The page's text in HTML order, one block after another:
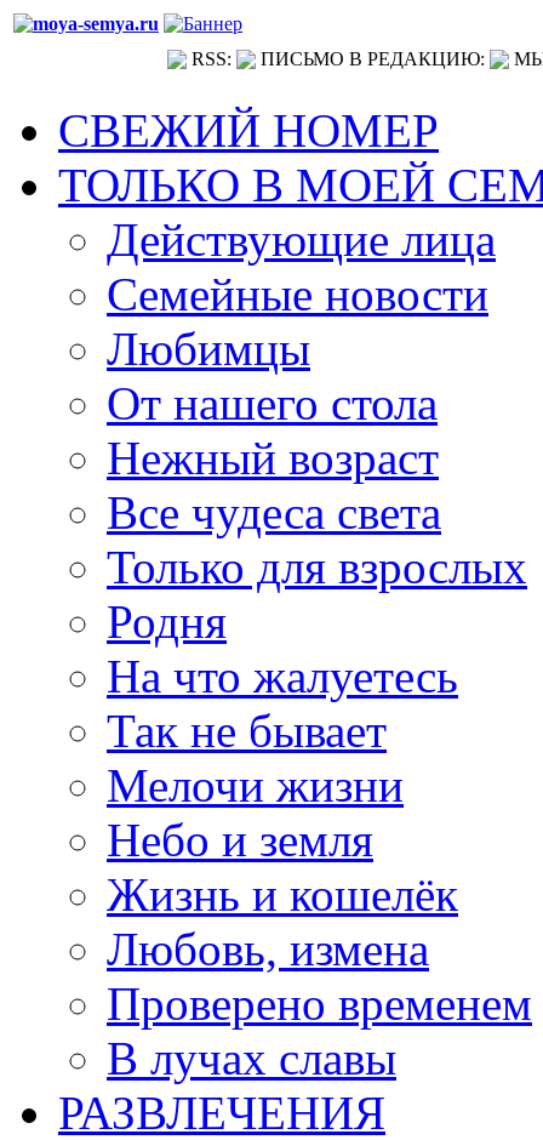
RSS: ПИСЬМО В РЕДАКЦИЮ:
СВЕЖИЙ НОМЕР
ТОЛЬКО В МОЕЙ
Действующие лица
Семейные новости
Любимцы
От нашего стола
Нежный возраст
Все чудеса света
Только для взрослых
Родня
На что жалуетесь
Так не бывает
Мелочи жизни
Небо и земля
Жизнь и кошелёк
Любовь, измена
Проверено временем
В лучах славы
РАЗВЛЕЧЕНИЯ